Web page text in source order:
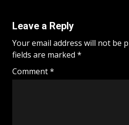
Leave a Reply
Your email address will not be
fields are marked *
Comment*